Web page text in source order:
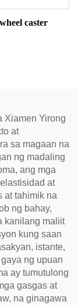
caster
Xiamen Yirong
at
sa magaan na
ng madaling
ang mga
at
at tahimik na
ng bahay,
kanilang maliit
kung saan
istante,
ng upuan
ay tumutulong
gasgas at
na ginagawa